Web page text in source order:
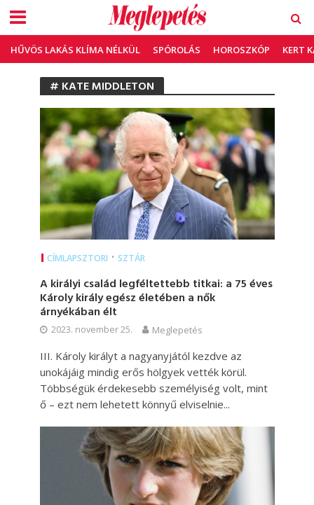
HŰVÖS LAKÁS KLÍMA NÉLKÜL SPÓROLÁS HOROSZKÓP KERT
# KATE MIDDLETON
CÍMLAPSZTORI • SZTÁR
A királyi család legféltettebb titkai: a 75 éves
Károly király egész életében a nők
árnyékában élt
2023. november 25. Meglepetés
III. Károly királyt a nagyanyjától kezdve az
unokájáig mindig erős hölgyek vették körül.
Többségük érdekesebb személyiség volt, mint
ő – ezt nem lehetett könnyű elviselnie...